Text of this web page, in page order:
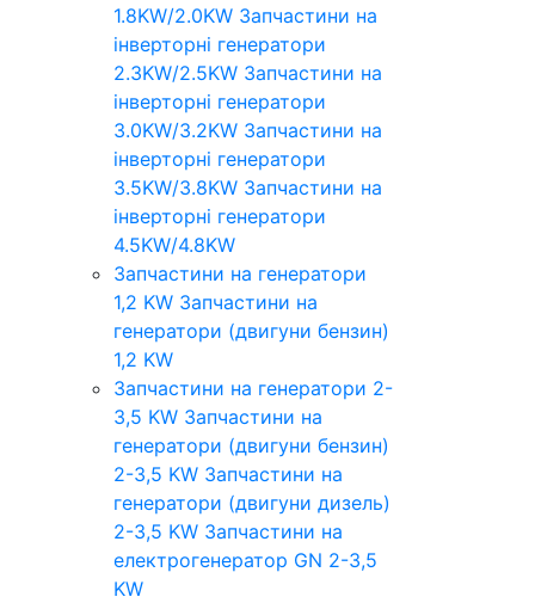
1.8KW/2.0KW Запчастини на
інверторні генератори
2.3KW/2.5KW Запчастини на
інверторні генератори
3.0KW/3.2KW Запчастини на
інверторні генератори
3.5KW/3.8KW Запчастини на
інверторні генератори
4.5KW/4.8KW
Запчастини на генератори
1,2 KW Запчастини на
генератори (двигуни бензин)
1,2 KW
Запчастини на генератори 2-
3,5 KW Запчастини на
генератори (двигуни бензин)
2-3,5 KW Запчастини на
генератори (двигуни дизель)
2-3,5 KW Запчастини на
електрогенератор GN 2-3,5
KW